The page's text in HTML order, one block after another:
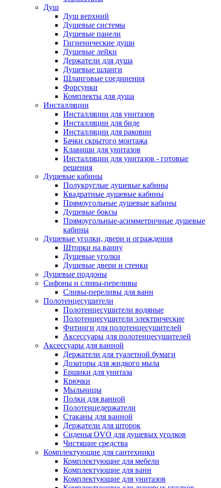
Душ
Душ верхний
Душевые системы
Душевые панели
Гигиенические души
Душевые лейки
Держатели для душа
Душевые шланги
Шланговые соединения
Форсунки
Комплекты для душа
Инсталляции
Инсталляции для унитазов
Инсталляции для биде
Инсталляции для раковин
Бачки скрытого монтажа
Клавиши для унитазов
Инсталляции для унитазов - готовые
решения
Душевые кабины
Полукруглые душевые кабины
Квадратные душевые кабины
Прямоугольные душевые кабины
Душевые боксы
Прямоугольные-асимметричные душевые
кабины
Душевые уголки, двери и ограждения
Шторки на ванну
Душевые уголки
Душевые двери и стенки
Душевые поддоны
Сифоны и сливы-переливы
Сливы-переливы для ванн
Полотенцесушители
Полотенцесушители водяные
Полотенцесушители электрические
Фитинги для полотенцесушителей
Аксессуары для полотенцесушителей
Аксессуары для ванной
Держатели для туалетной бумаги
Дозаторы для жидкого мыла
Ершики для унитаза
Крючки
Мыльницы
Полки для ванной
Полотенцедержатели
Стаканы для ванной
Держатели для шторок
Сиденья OVO для душевых уголков
Чистящие средства
Комплектующие для сантехники
Комплектующие для мебели
Комплектующие для ванн
Комплектующие для унитазов